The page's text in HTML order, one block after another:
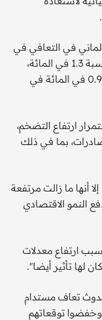
في التعافي في
العام المقبل. وتتوقع الحكومة انتعاشا بنسبة 1.3 في المائة،
ويتوقع صندوق النقد الدولي نموا بنسبة 0.9 في المائة في
ارتفاع التضخم،
بما في ذلك
أنها ما زالت مرتفعة
النمو الاقتصادي
ارتفاع معدلات
لها تأثير أيضا".
تعاف مستدام
وخفضوا توقعاتهم